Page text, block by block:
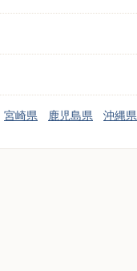
宮崎県 鹿児島県 沖縄県